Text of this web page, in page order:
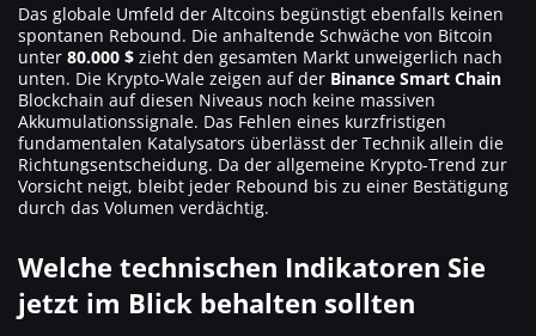
Das globale Umfeld der Altcoins begünstigt ebenfalls keinen
spontanen Rebound. Die anhaltende Schwäche von Bitcoin
unter 80.000 $ zieht den gesamten Markt unweigerlich nach
unten. Die Krypto-Wale zeigen auf der Binance Smart Chain
Blockchain auf diesen Niveaus noch keine massiven
Akkumulationssignale. Das Fehlen eines kurzfristigen
fundamentalen Katalysators überlässt der Technik allein die
Richtungsentscheidung. Da der allgemeine Krypto-Trend zur
Vorsicht neigt, bleibt jeder Rebound bis zu einer Bestätigung
durch das Volumen verdächtig.
Welche technischen Indikatoren Sie
jetzt im Blick behalten sollten